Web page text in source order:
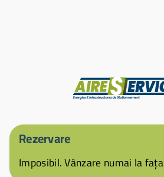
Producător
Rezervare
Imposibil. Vânzare numai la